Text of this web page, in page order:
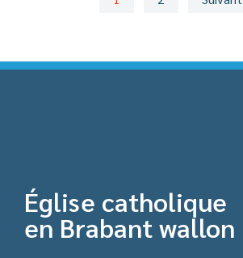
Église catholique
en Brabant wallon